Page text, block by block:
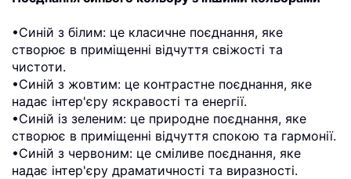
•Синій з білим: це класичне поєднання, яке
створює в приміщенні відчуття свіжості та
чистоти.
•Синій з жовтим: це контрастне поєднання, яке
надає інтер'єру яскравості та енергії.
•Синій із зеленим: це природне поєднання, яке
створює в приміщенні відчуття спокою та гармонії.
•Синій з червоним: це сміливе поєднання, яке
надає інтер'єру драматичності та виразності.